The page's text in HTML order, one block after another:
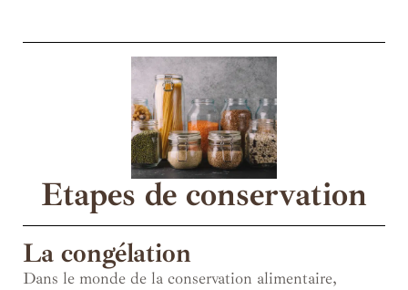
Etapes de conservation
La congélation
Dans le monde de la conservation alimentaire,